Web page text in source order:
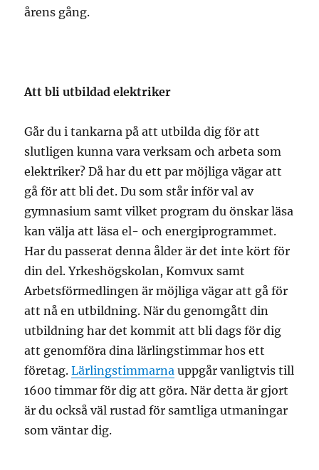
årens gång.
Att bli utbildad elektriker
Går du i tankarna på att utbilda dig för att
slutligen kunna vara verksam och arbeta som
elektriker? Då har du ett par möjliga vägar att
gå för att bli det. Du som står inför val av
gymnasium samt vilket program du önskar läsa
kan välja att läsa el- och energiprogrammet.
Har du passerat denna ålder är det inte kört för
din del. Yrkeshögskolan, Komvux samt
Arbetsförmedlingen är möjliga vägar att gå för
att nå en utbildning. När du genomgått din
utbildning har det kommit att bli dags för dig
att genomföra dina lärlingstimmar hos ett
företag.Lärlingstimmarna uppgår vanligtvis till
1600 timmar för dig att göra. När detta är gjort
är du också väl rustad för samtliga utmaningar
som väntar dig.